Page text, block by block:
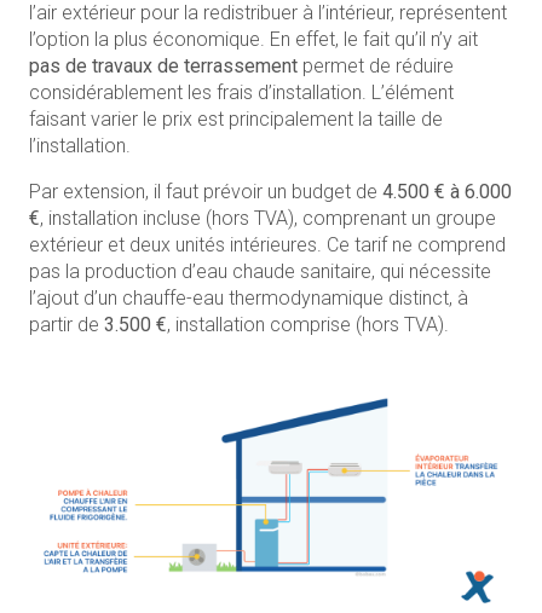
l’air extérieur pour la redistribuer à l’intérieur, représentent
l’option la plus économique. En effet, le fait qu’il n’y ait
pas de travaux de terrassement permet de réduire
considérablement les frais d’installation. L’élément
faisant varier le prix est principalement la taille de
l’installation.
Par extension, il faut prévoir un budget de 4.500 € à 6.000
€, installation incluse (hors TVA), comprenant un groupe
extérieur et deux unités intérieures. Ce tarif ne comprend
pas la production d’eau chaude sanitaire, qui nécessite
l’ajout d’un chauffe-eau thermodynamique distinct, à
partir de 3.500 €, installation comprise (hors TVA).